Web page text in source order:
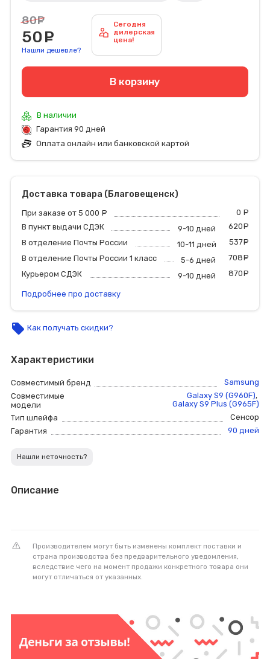
80 руб.
50 руб.
Нашли дешевле?
Сегодня
дилерская
цена!
В корзину
В наличии
Гарантия 90 дней
Оплата онлайн или банковской картой
Доставка товара (Благовещенск)
При заказе от 5 000 0
В пункт выдачи СДЭК
9-10 дней 620
В отделение Почты России
10-11 дней 537
В отделение Почты России 1 класс
5-6 дней 708
Курьером СДЭК
9-10 дней 870
Подробнее про доставку
local_offer Как получать скидки?
Характеристики
Совместимый бренд
Samsung
Совместимые
модели
Galaxy S9 (G960F),
Galaxy S9 Plus (G965F)
Тип шлейфа
Сенсор
Гарантия
90 дней
Нашли неточность?
Описание
Производителем могут быть изменены комплект поставки и
страна производства без предварительного уведомления,
вследствие чего на момент продажи конкретного товара они
могут отличаться от указанных.